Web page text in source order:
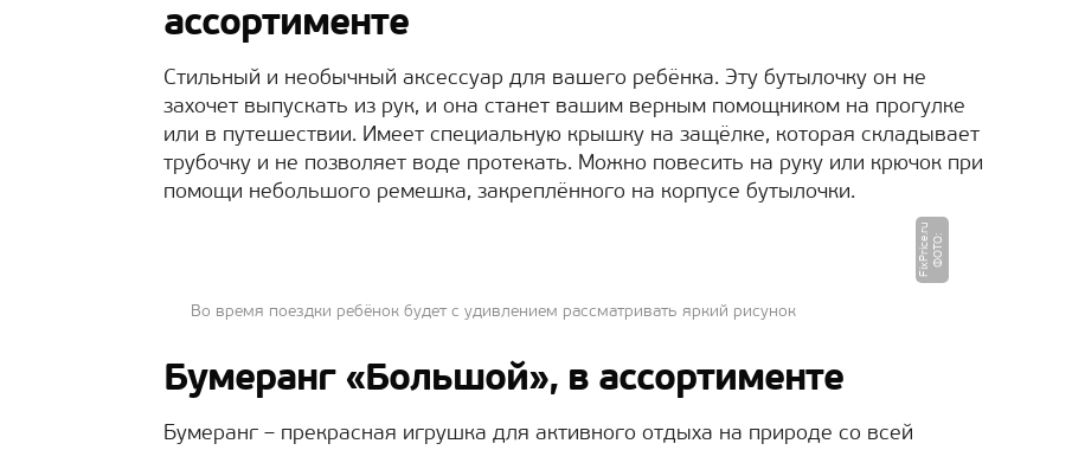
ассортименте
Стильный и необычный аксессуар для вашего ребёнка. Эту бутылочку он не
захочет выпускать из рук, и она станет вашим верным помощником на прогулке
или в путешествии. Имеет специальную крышку на защёлке, которая складывает
трубочку и не позволяет воде протекать. Можно повесить на руку или крючок при
помощи небольшого ремешка, закреплённого на корпусе бутылочки.
Ф
О
Т
О
:
Fi
x
P
ri
c
e.
r
u
Во время поездки ребёнок будет с удивлением рассматривать яркий рисунок
Бумеранг «Большой», в ассортименте
Бумеранг – прекрасная игрушка для активного отдыха на природе со всей